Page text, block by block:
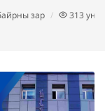
зар 313